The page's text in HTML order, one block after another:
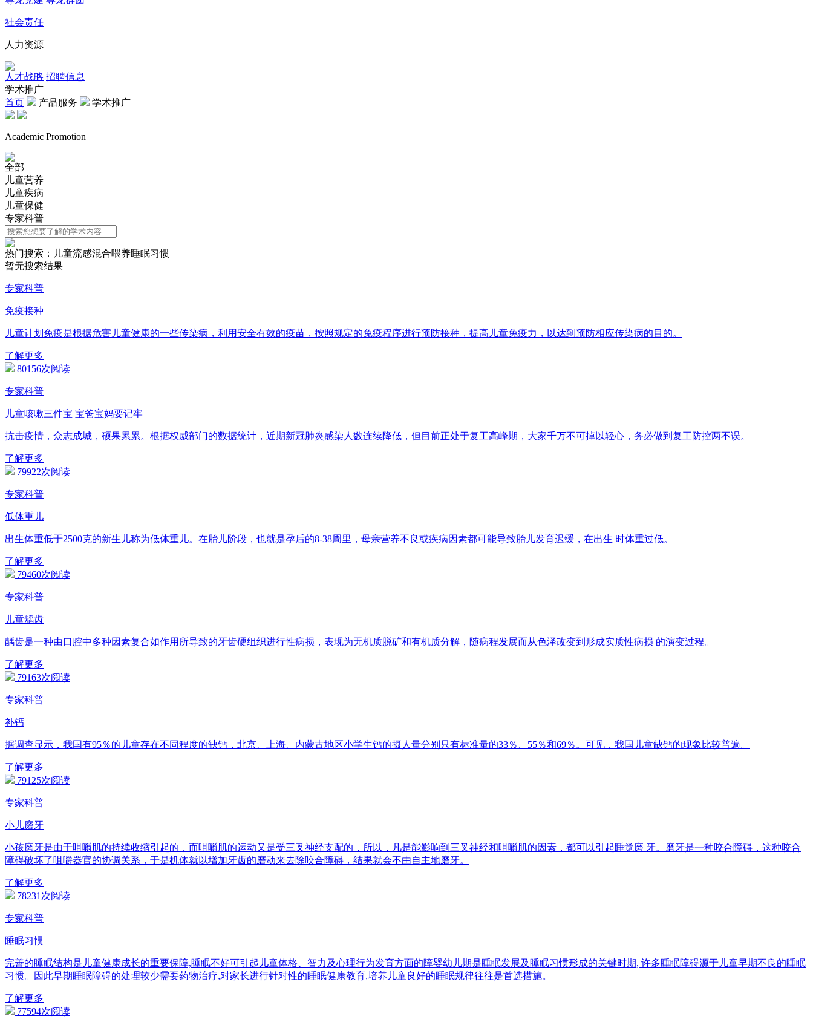
社会责任
人力资源
人才战略 招聘信息
学术推广
首页
产品服务 学术推广
Academic Promotion
全部
儿童营养
儿童疾病
儿童保健
专家科普
热门搜索： 儿童流感混合喂养睡眠习惯
暂无搜索结果
专家科普
免疫接种
儿童计划免疫是根据危害儿童健康的一些传染病，利用安全有效的疫苗，按照规定的免疫程序进行预防接种，提高儿童免疫力，以达到预防相应传染病的目的。
了解更多
80156次阅读
专家科普
儿童咳嗽三件宝 宝爸宝妈要记牢
抗击疫情，众志成城，硕果累累。根据权威部门的数据统计，近期新冠肺炎感染人数连续降低，但目前正处于复工高峰期，大家千万不可掉以轻心，务必做到复工防控两不误。
了解更多
79922次阅读
专家科普
低体重儿
出生体重低于2500克的新生儿称为低体重儿。在胎儿阶段，也就是孕后的8-38周里，母亲营养不良或疾病因素都可能导致胎儿发育迟缓，在出生 时体重过低。
了解更多
79460次阅读
专家科普
儿童龋齿
龋齿是一种由口腔中多种因素复合如作用所导致的牙齿硬组织进行性病损，表现为无机质脱矿和有机质分解，随病程发展而从色泽改变到形成实质性病损 的演变过程。
了解更多
79163次阅读
专家科普
补钙
据调查显示，我国有95％的儿童存在不同程度的缺钙，北京、上海、内蒙古地区小学生钙的摄人量分别只有标准量的33％、55％和69％。可见，我国儿童缺钙的现象比较普遍。
了解更多
79125次阅读
专家科普
小儿磨牙
小孩磨牙是由于咀嚼肌的持续收缩引起的，而咀嚼肌的运动又是受三叉神经支配的，所以，凡是能影响到三叉神经和咀嚼肌的因素，都可以引起睡觉磨 牙。磨牙是一种咬合障碍，这种咬合
障碍破坏了咀嚼器官的协调关系，于是机体就以增加牙齿的磨动来去除咬合障碍，结果就会不由自主地磨牙。
了解更多
78231次阅读
专家科普
睡眠习惯
完善的睡眠结构是儿童健康成长的重要保障,睡眠不好可引起儿童体格、智力及心理行为发育方面的障婴幼儿期是睡眠发展及睡眠习惯形成的关键时期, 许多睡眠障碍源于儿童早期不良的睡眠
习惯。因此早期睡眠障碍的处理较少需要药物治疗,对家长进行针对性的睡眠健康教育,培养儿童良好的睡眠规律往往是首选措施。
了解更多
77594次阅读